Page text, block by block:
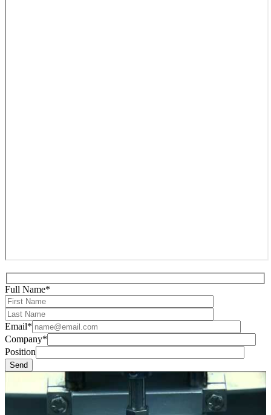
Full Name*
Email*
Company*
Position